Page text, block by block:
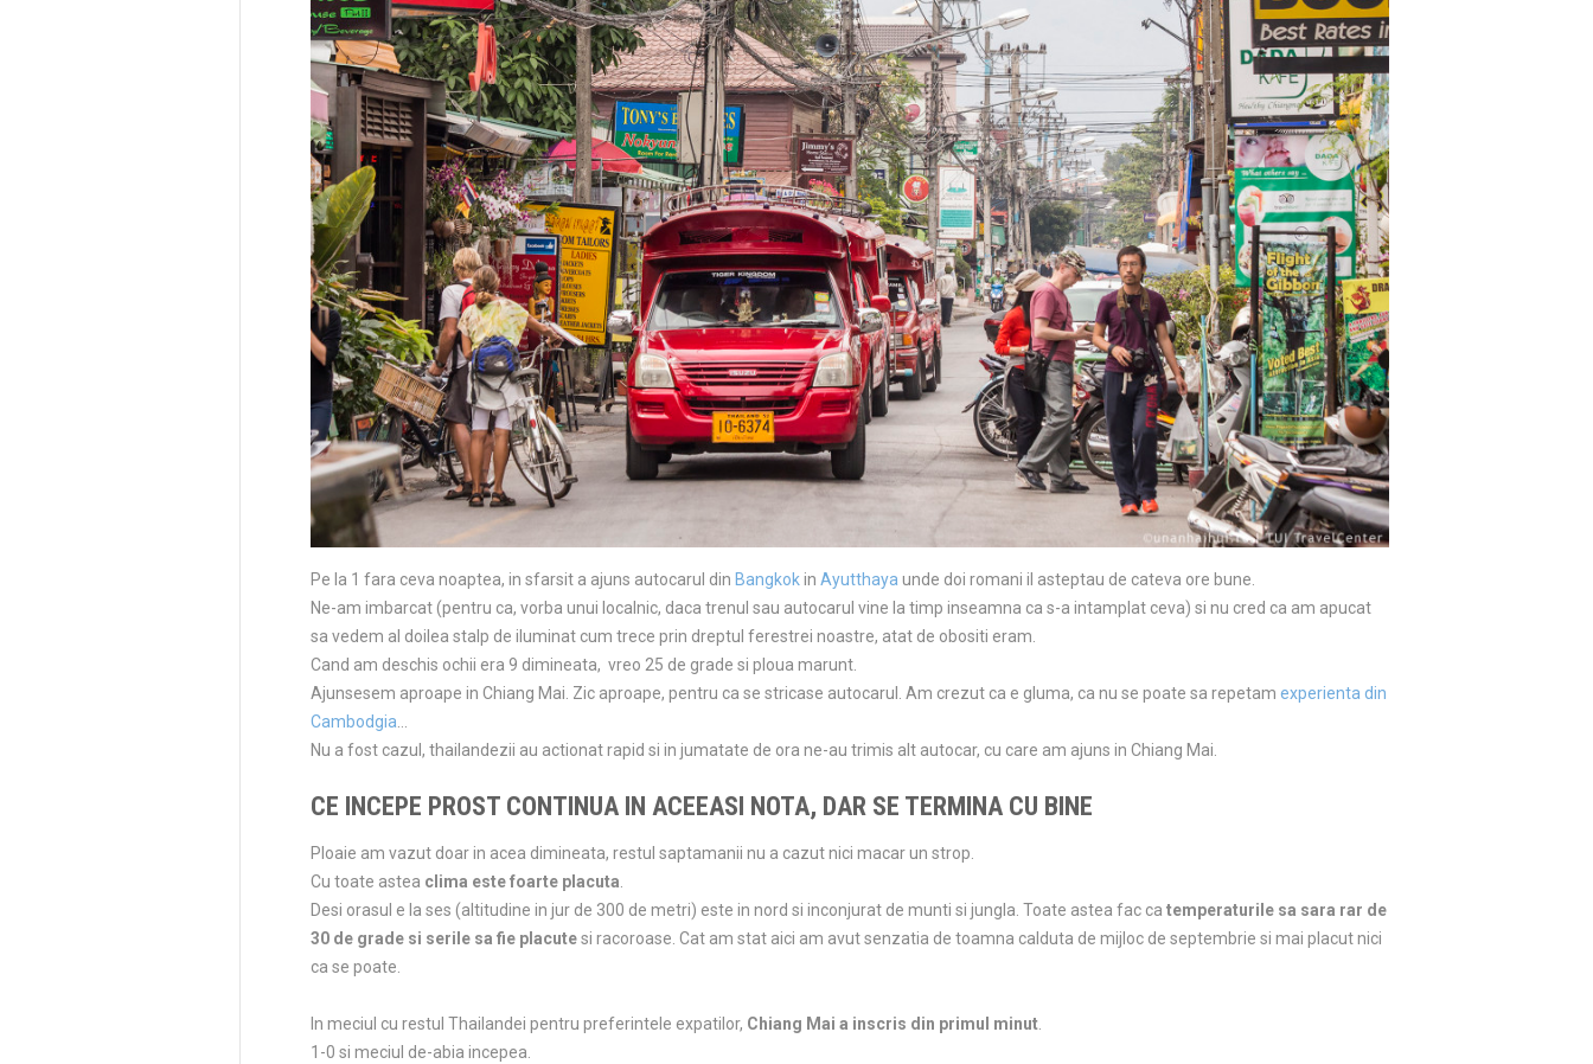
Pe la 1 fara ceva noaptea, in sfarsit a ajuns autocarul din Bangkokin Ayutthaya unde doi romani il asteptau de cateva ore bune.
Ne-am imbarcat (pentru ca, vorba unui localnic, daca trenul sau autocarul vine la timp inseamna ca s-a intamplat ceva) si nu cred ca am apucat
sa vedem al doilea stalp de iluminat cum trece prin dreptul ferestrei noastre, atat de obositi eram.
Cand am deschis ochii era 9 dimineata, vreo 25 de grade si ploua marunt.
Ajunsesem aproape in Chiang Mai. Zic aproape, pentru ca se stricase autocarul. Am crezut ca e gluma, ca nu se poate sa repetam experienta din
Cambodgia
Nu a fost cazul, thailandezii au actionat rapid si in jumatate de ora ne-au trimis alt autocar, cu care am ajuns in Chiang Mai.
CE INCEPE PROST CONTINUA IN ACEEASI NOTA, DAR SE TERMINA CU BINE
Ploaie am vazut doar in acea dimineata, restul saptamanii nu a cazut nici macar un strop.
Cu toate astea clima este foarte placuta
Desi orasul e la ses (altitudine in jur de 300 de metri) este in nord si inconjurat de munti si jungla. Toate astea fac ca temperaturile sa sara rar de
30 de grade si serile sa fie placutesi racoroase. Cat am stat aici am avut senzatia de toamna calduta de mijloc de septembrie si mai placut nici
ca se poate.
In meciul cu restul Thailandei pentru preferintele expatilor, Chiang Mai a inscris din primul minut
1-0 si meciul de-abia incepea.